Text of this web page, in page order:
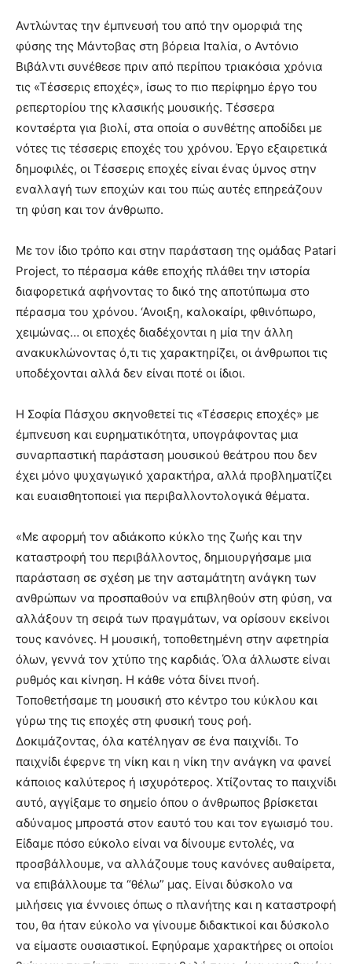
Αντλώντας την έμπνευσή του από την ομορφιά της
φύσης της Μάντοβας στη βόρεια Ιταλία, ο Αντόνιο
Βιβάλντι συνέθεσε πριν από περίπου τριακόσια χρόνια
τις «Τέσσερις εποχές», ίσως το πιο περίφημο έργο του
ρεπερτορίου της κλασικής μουσικής. Τέσσερα
κοντσέρτα για βιολί, στα οποία ο συνθέτης αποδίδει με
νότες τις τέσσερις εποχές του χρόνου. Έργο εξαιρετικά
δημοφιλές, οι Τέσσερις εποχές είναι ένας ύμνος στην
εναλλαγή των εποχών και του πώς αυτές επηρεάζουν
τη φύση και τον άνθρωπο.
Με τον ίδιο τρόπο και στην παράσταση της ομάδας Patari
Project, το πέρασμα κάθε εποχής πλάθει την ιστορία
διαφορετικά αφήνοντας το δικό της αποτύπωμα στο
πέρασμα του χρόνου. ‘Ανοιξη, καλοκαίρι, φθινόπωρο,
χειμώνας… οι εποχές διαδέχονται η μία την άλλη
ανακυκλώνοντας ό,τι τις χαρακτηρίζει, οι άνθρωποι τις
υποδέχονται αλλά δεν είναι ποτέ οι ίδιοι.
H Σοφία Πάσχου σκηνοθετεί τις «Τέσσερις εποχές» με
έμπνευση και ευρηματικότητα, υπογράφοντας μια
συναρπαστική παράσταση μουσικού θεάτρου που δεν
έχει μόνο ψυχαγωγικό χαρακτήρα, αλλά προβληματίζει
και ευαισθητοποιεί για περιβαλλοντολογικά θέματα.
«Με αφορμή τον αδιάκοπο κύκλο της ζωής και την
καταστροφή του περιβάλλοντος, δημιουργήσαμε μια
παράσταση σε σχέση με την ασταμάτητη ανάγκη των
ανθρώπων να προσπαθούν να επιβληθούν στη φύση, να
αλλάξουν τη σειρά των πραγμάτων, να ορίσουν εκείνοι
τους κανόνες. Η μουσική, τοποθετημένη στην αφετηρία
όλων, γεννά τον χτύπο της καρδιάς. Όλα άλλωστε είναι
ρυθμός και κίνηση. Η κάθε νότα δίνει πνοή.
Τοποθετήσαμε τη μουσική στο κέντρο του κύκλου και
γύρω της τις εποχές στη φυσική τους ροή.
Δοκιμάζοντας, όλα κατέληγαν σε ένα παιχνίδι. Το
παιχνίδι έφερνε τη νίκη και η νίκη την ανάγκη να φανεί
κάποιος καλύτερος ή ισχυρότερος. Χτίζοντας το παιχνίδι
αυτό, αγγίξαμε το σημείο όπου ο άνθρωπος βρίσκεται
αδύναμος μπροστά στον εαυτό του και τον εγωισμό του.
Είδαμε πόσο εύκολο είναι να δίνουμε εντολές, να
προσβάλλουμε, να αλλάζουμε τους κανόνες αυθαίρετα,
να επιβάλλουμε τα “θέλω” μας. Είναι δύσκολο να
μιλήσεις για έννοιες όπως ο πλανήτης και η καταστροφή
του, θα ήταν εύκολο να γίνουμε διδακτικοί και δύσκολο
να είμαστε ουσιαστικοί. Εφηύραμε χαρακτήρες οι οποίοι